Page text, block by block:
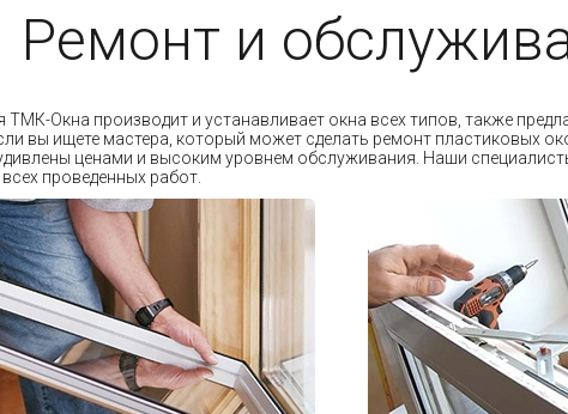
Ремонт и
ТМК-Окна производит и устанавливает окна всех типов, также
вы ищете мастера, который может сделать ремонт пластиковых
ценами и высоким уровнем обслуживания. Наши
проведенных работ.